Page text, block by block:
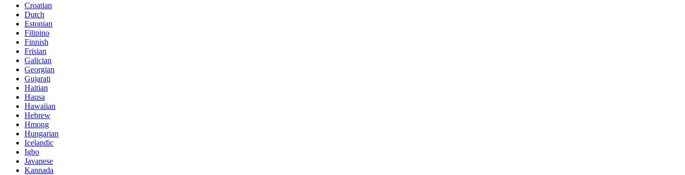
Croatian
Dutch
Estonian
Filipino
Finnish
Frisian
Galician
Georgian
Gujarati
Haitian
Hausa
Hawaiian
Hebrew
Hmong
Hungarian
Icelandic
Igbo
Javanese
Kannada